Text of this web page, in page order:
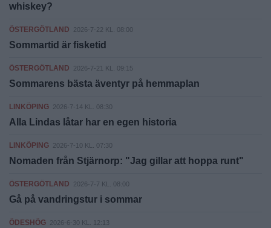
whiskey?
ÖSTERGÖTLAND 2026-7-22 KL. 08:00
Sommartid är fisketid
ÖSTERGÖTLAND 2026-7-21 KL. 09:15
Sommarens bästa äventyr på hemmaplan
LINKÖPING 2026-7-14 KL. 08:30
Alla Lindas låtar har en egen historia
LINKÖPING 2026-7-10 KL. 07:30
Nomaden från Stjärnorp: "Jag gillar att hoppa runt"
ÖSTERGÖTLAND 2026-7-7 KL. 08:00
Gå på vandringstur i sommar
ÖDESHÖG 2026-6-30 KL. 12:13